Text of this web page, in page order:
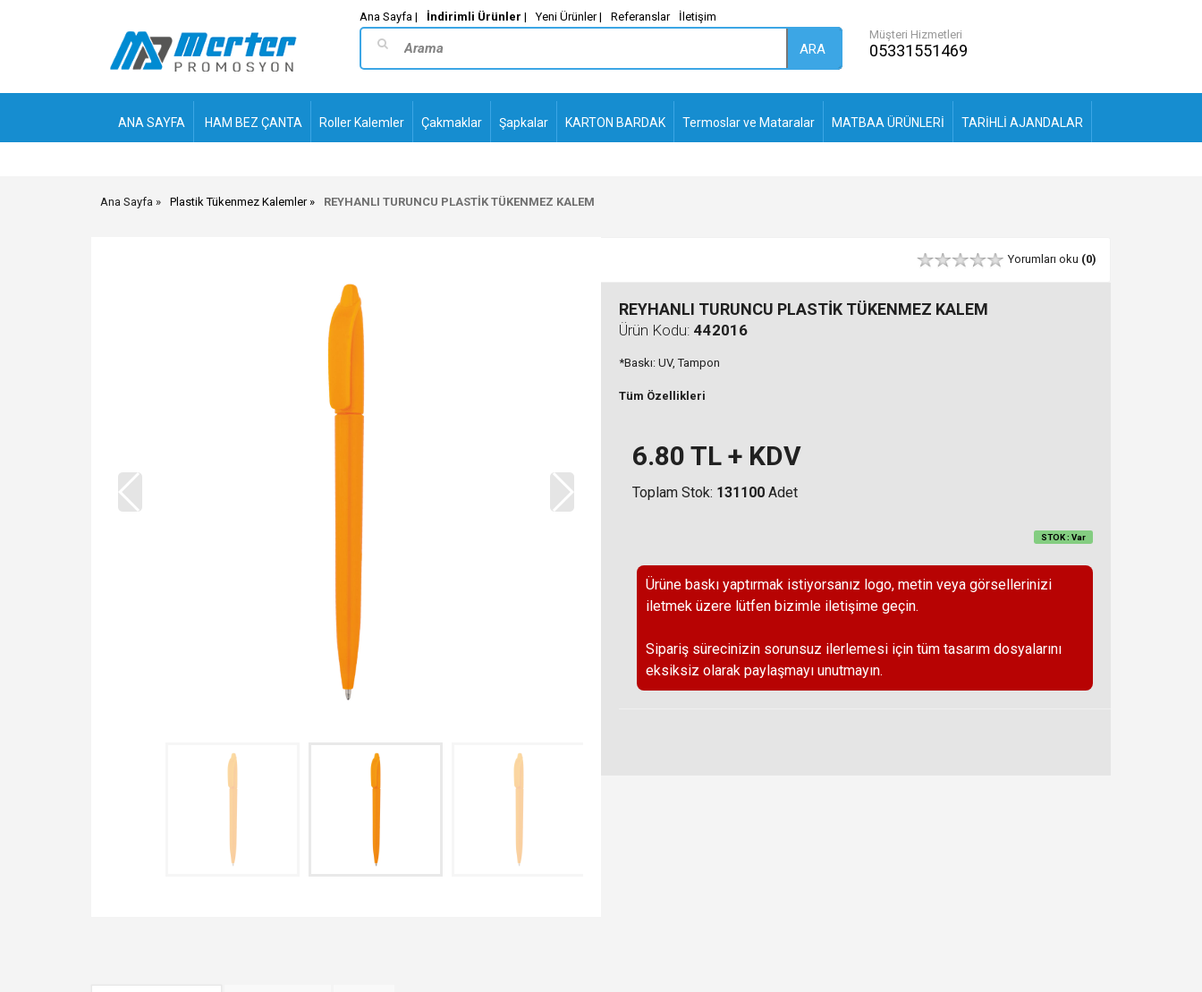
Ana Sayfa | İndirimli Ürünler | Yeni Ürünler | Referanslar İletişim
ARA
Müşteri Hizmetleri
05331551469
ANA SAYFA HAM BEZ ÇANTA Roller Kalemler Çakmaklar Şapkalar KARTON BARDAK Termoslar ve Mataralar MATBAA ÜRÜNLERİ TARİHLİ AJANDALAR
Ana Sayfa Plastik Tükenmez Kalemler REYHANLI TURUNCU PLASTİK TÜKENMEZ KALEM
Yorumları oku (0)
REYHANLI TURUNCU PLASTİK TÜKENMEZ KALEM
Ürün Kodu: 442016
*Baskı: UV, Tampon
Tüm Özellikleri
6.80 TL + KDV
Toplam Stok: 131100 Adet
STOK : Var
Ürüne baskı yaptırmak istiyorsanız logo, metin veya görsellerinizi
iletmek üzere lütfen bizimle iletişime geçin.
Sipariş sürecinizin sorunsuz ilerlemesi için tüm tasarım dosyalarını
eksiksiz olarak paylaşmayı unutmayın.